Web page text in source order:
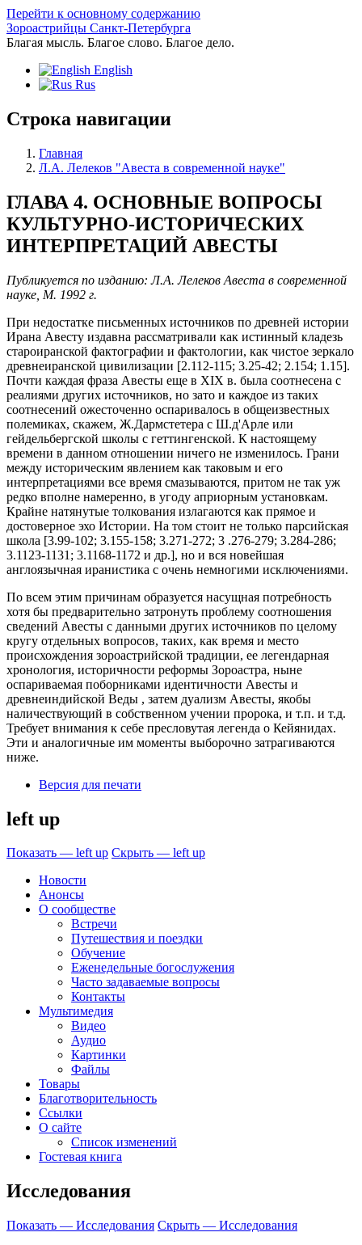
Перейти к основному содержанию
Зороастрийцы Санкт-Петербурга
Благая мысль. Благое слово. Благое дело.
English
Rus
Строка навигации
Главная
Л.А. Лелеков "Авеста в современной науке"
ГЛАВА 4. ОСНОВНЫЕ ВОПРОСЫ
КУЛЬТУРНО-ИСТОРИЧЕСКИХ
ИНТЕРПРЕТАЦИЙ АВЕСТЫ
Публикуется по изданию: Л.А. Лелеков Авеста в современной
науке, М. 1992 г.
При недостатке письменных источников по древней истории
Ирана Авесту издавна рассматривали как истинный кладезь
староиранской фактографии и фактологии, как чистое зеркало
древнеиранской цивилизации [2.112-115; 3.25-42; 2.154; 1.15].
Почти каждая фраза Авесты еще в XIX в. была соотнесена с
реалиями других источников, но зато и каждое из таких
соотнесений ожесточенно оспаривалось в общеизвестных
полемиках, скажем, Ж.Дармстетера с Ш.д'Арле или
гейдельбергской школы с геттингенской. К настоящему
времени в данном отношении ничего не изменилось. Грани
между историческим явлением как таковым и его
интерпретациями все время смазываются, притом не так уж
редко вполне намеренно, в угоду априорным установкам.
Крайне натянутые толкования излагаются как прямое и
достоверное эхо Истории. На том стоит не только парсийская
школа [3.99-102; 3.155-158; 3.271-272; 3 .276-279; 3.284-286;
3.1123-1131; 3.1168-1172 и др.], но и вся новейшая
англоязычная иранистика с очень немногими исключениями.
По всем этим причинам образуется насущная потребность
хотя бы предварительно затронуть проблему соотношения
сведений Авесты с данными других источников по целому
кругу отдельных вопросов, таких, как время и место
происхождения зороастрийской традиции, ее легендарная
хронология, историчности реформы Зороастра, ныне
оспариваемая поборниками идентичности Авесты и
древнеиндийской Веды , затем дуализм Авесты, якобы
наличествующий в собственном учении пророка, и т.п. и т.д.
Требует внимания к себе пресловутая легенда о Кейянидах.
Эти и аналогичные им моменты выборочно затрагиваются
ниже.
Версия для печати
left up
Показать — left up Скрыть — left up
Новости
Анонсы
О сообществе
Встречи
Путешествия и поездки
Обучение
Еженедельные богослужения
Часто задаваемые вопросы
Контакты
Мультимедия
Видео
Аудио
Картинки
Файлы
Товары
Благотворительность
Ссылки
О сайте
Список изменений
Гостевая книга
Исследования
Показать — Исследования Скрыть — Исследования